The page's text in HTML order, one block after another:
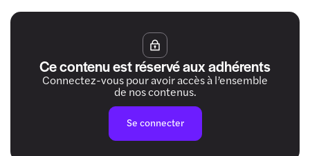
Ce contenu est réservé aux adhérents
Connectez-vous pour avoir accès à l’ensemble
de nos contenus.
Se connecter